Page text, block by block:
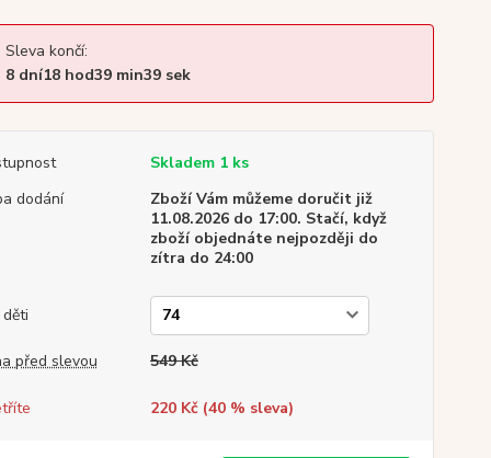
Sleva končí:
8 dní18hod39min39sek
Skladem 1 ks
dodání
Zboží Vám můžeme doručit již
11.08.2026 do 17:00. Stačí, když
zboží objednáte nejpozději do
zítra do 24:00
před slevou 549 Kč
220 Kč (40% sleva)